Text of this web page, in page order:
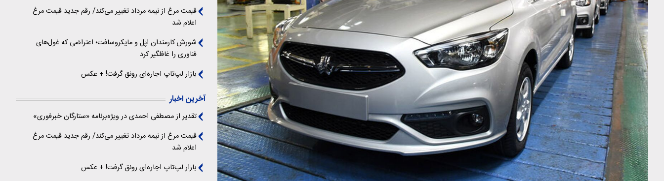
قیمت مرغ از نیمه مرداد تغییر می‌کند/ رقم جدید قیمت مرغ
اعلام شد
شورش کارمندان اپل و مایکروسافت؛ اعتراضی که غول‌های
فناوری را غافلگیر کرد
بازار لپ‌تاپ اجاره‌ای رونق گرفت! + عکس
آخرین اخبار
تقدیر از مصطفی احمدی در ویژه‌برنامه «ستارگان خبرفوری»
قیمت مرغ از نیمه مرداد تغییر می‌کند/ رقم جدید قیمت مرغ
اعلام شد
بازار لپ‌تاپ اجاره‌ای رونق گرفت! + عکس